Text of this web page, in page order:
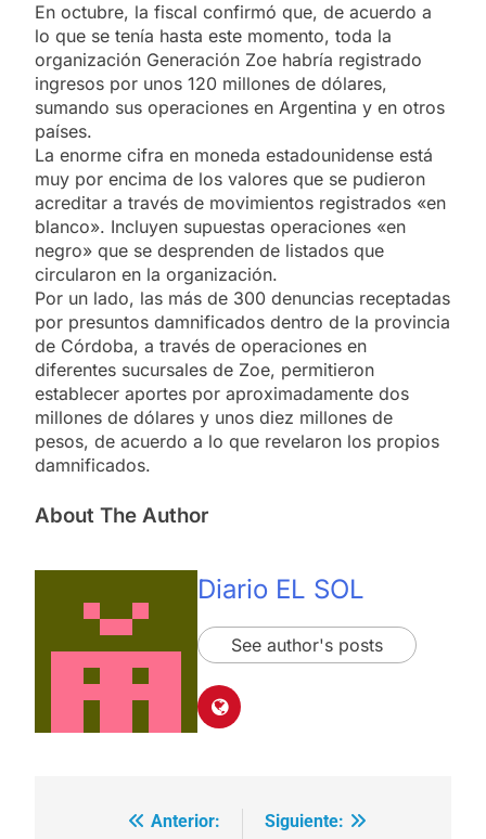
En octubre, la fiscal confirmó que, de acuerdo a
lo que se tenía hasta este momento, toda la
organización Generación Zoe habría registrado
ingresos por unos 120 millones de dólares,
sumando sus operaciones en Argentina y en otros
países.
La enorme cifra en moneda estadounidense está
muy por encima de los valores que se pudieron
acreditar a través de movimientos registrados «en
blanco». Incluyen supuestas operaciones «en
negro» que se desprenden de listados que
circularon en la organización.
Por un lado, las más de 300 denuncias receptadas
por presuntos damnificados dentro de la provincia
de Córdoba, a través de operaciones en
diferentes sucursales de Zoe, permitieron
establecer aportes por aproximadamente dos
millones de dólares y unos diez millones de
pesos, de acuerdo a lo que revelaron los propios
damnificados.
About The Author
Diario EL SOL
See author's posts
Navegación
Anterior:
Siguiente: